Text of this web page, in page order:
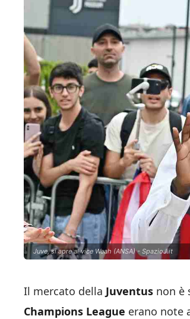
Juve, si apre al vice Weah (ANSA) - SpazioJ.it
Il mercato della Juventus non è
Champions League erano note